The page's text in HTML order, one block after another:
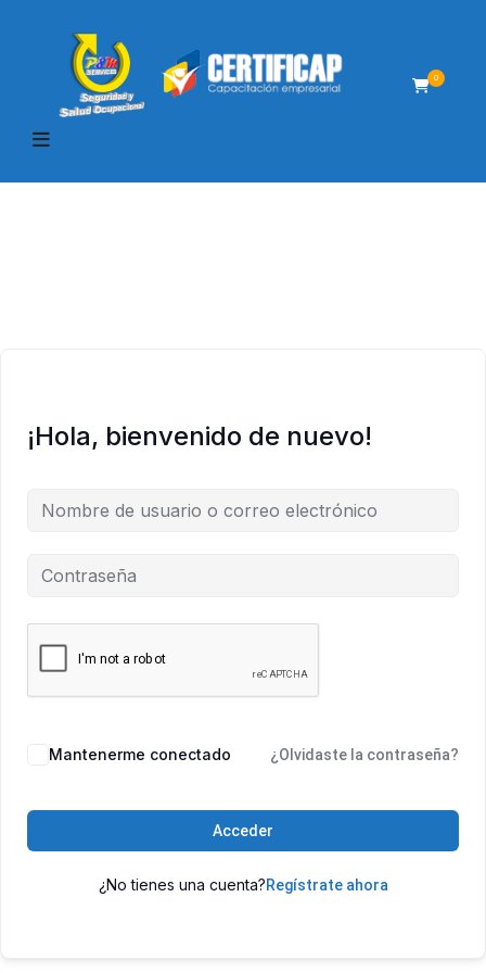
0
¡Hola, bienvenido de nuevo!
Mantenerme conectado ¿Olvidaste la contraseña?
Acceder
¿No tienes una cuenta?Regístrate ahora